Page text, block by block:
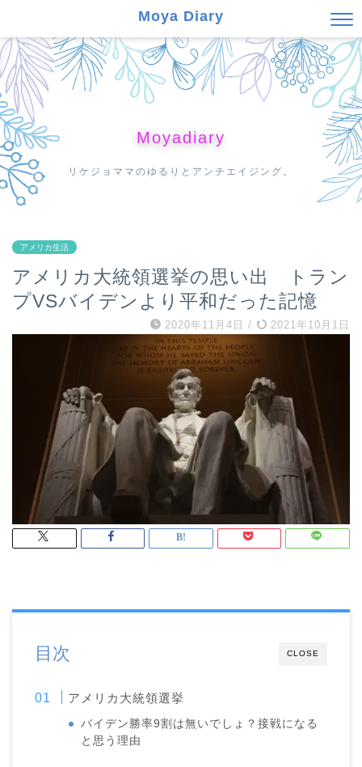
Moya Diary
Moyadiary
リケジョママのゆるりとアンチエイジング。
アメリカ生活
アメリカ大統領選挙の思い出 トラン
プVSバイデンより平和だった記憶
2020年11月4日 / 2021年10月1日
CLOSE
目次
アメリカ大統領選挙
バイデン勝率9割は無いでしょ？接戦になる
と思う理由